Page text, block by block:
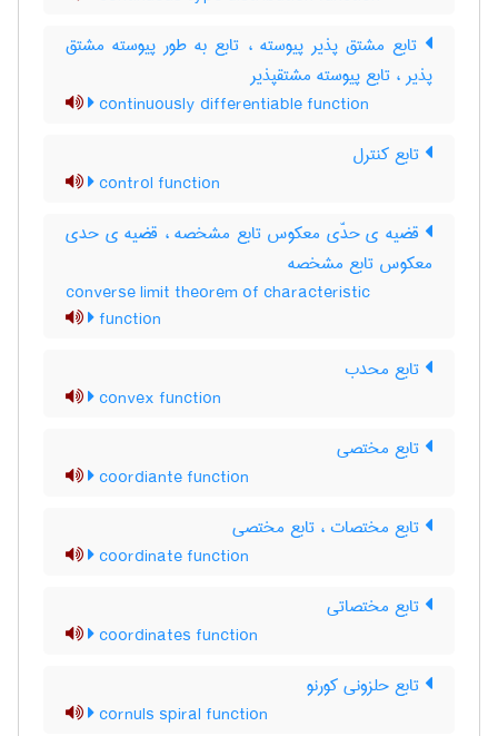
تابع مشتق پذیر پیوسته ، تابع به طور پیوسته مشتق
پذیر ، تابع پیوسته مشتقپذیر
continuously differentiable function
تابع کنترل
control function
قضیه ی حدّی معکوس تابع مشخصه ، قضیه ی حدی
معکوس تابع مشخصه
converse limit theorem of characteristic
function
تابع محدب
convex function
تابع مختصی
coordiante function
تابع مختصات ، تابع مختصی
coordinate function
تابع مختصاتی
coordinates function
تابع حلزونی کورنو
cornuls spiral function